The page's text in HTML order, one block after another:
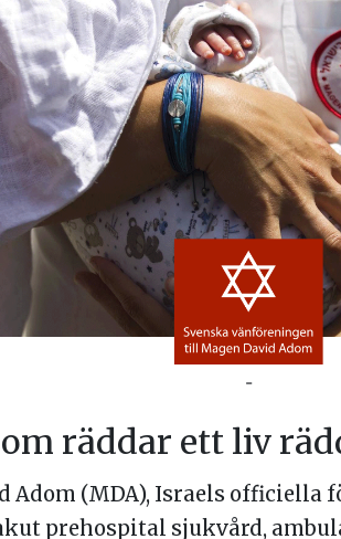
-
räddar ett liv
Adom (MDA), Israels
prehospital sjukvård,